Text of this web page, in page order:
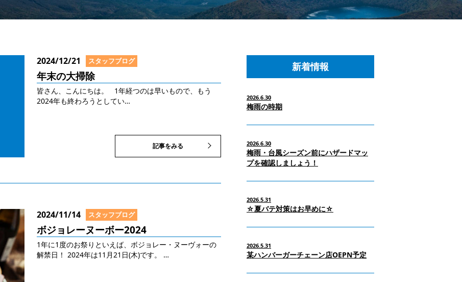
2024/12/21 スタッフブログ
年末の大掃除
皆さん、こんにちは。 1年経つのは早いもので、もう
2024年も終わろうとしてい…
記事をみる
2024/11/14 スタッフブログ
ボジョレーヌーボー2024
1年に1度のお祭りといえば、ボジョレー・ヌーヴォーの
解禁日！ 2024年は11月21日(木)です。 …
新着情報
2026.6.30
梅雨の時期
2026.6.30
梅雨・台風シーズン前にハザードマッ
プを確認しましょう！
2026.5.31
☆夏バテ対策はお早めに☆
2026.5.31
某ハンバーガーチェーン店OEPN予定